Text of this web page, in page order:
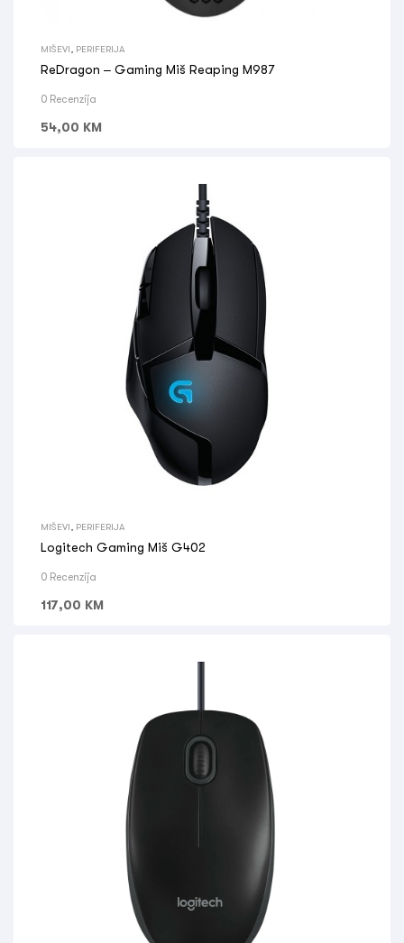
MIŠEVI PERIFERIJA
ReDragon – Gaming Miš Reaping M987
0 Recenzija
54,00 KM
MIŠEVI PERIFERIJA
Logitech Gaming Miš G402
0 Recenzija
117,00 KM